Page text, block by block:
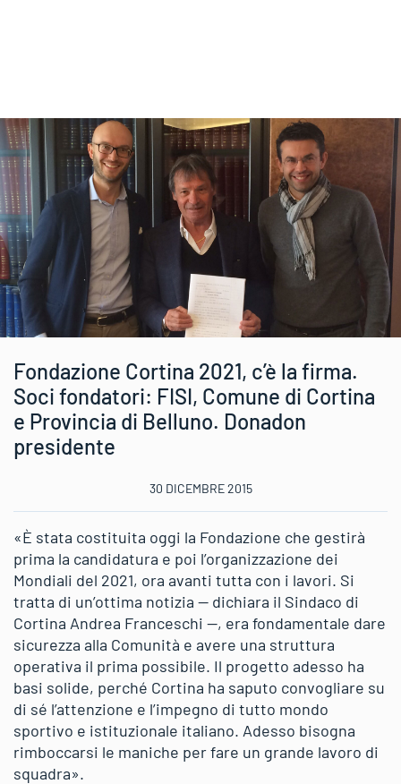
Fondazione Cortina 2021, c’è la firma.
Soci fondatori: FISI, Comune di Cortina
e Provincia di Belluno. Donadon
presidente
30 DICEMBRE 2015
«È stata costituita oggi la Fondazione che gestirà
prima la candidatura e poi l’organizzazione dei
Mondiali del 2021, ora avanti tutta con i lavori. Si
tratta di un’ottima notizia — dichiara il Sindaco di
Cortina Andrea Franceschi —, era fondamentale dare
sicurezza alla Comunità e avere una struttura
operativa il prima possibile. Il progetto adesso ha
basi solide, perché Cortina ha saputo convogliare su
di sé l’attenzione e l’impegno di tutto mondo
sportivo e istituzionale italiano. Adesso bisogna
rimboccarsi le maniche per fare un grande lavoro di
squadra».